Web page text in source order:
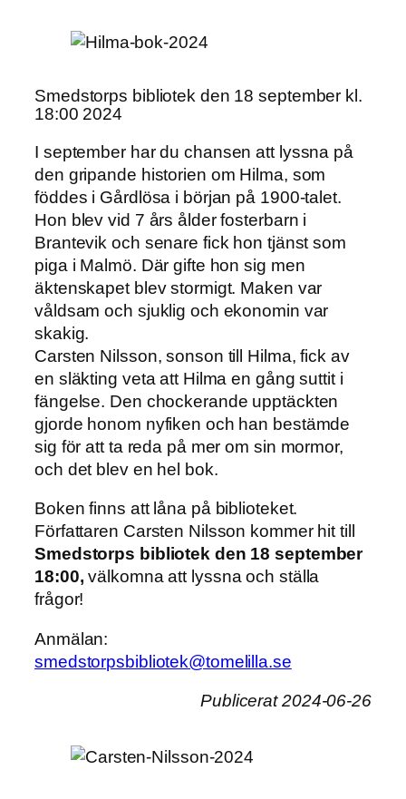
Smedstorps bibliotek den 18 september kl.
18:00 2024
I september har du chansen att lyssna på
den gripande historien om Hilma, som
föddes i Gårdlösa i början på 1900-talet.
Hon blev vid 7 års ålder fosterbarn i
Brantevik och senare fick hon tjänst som
piga i Malmö. Där gifte hon sig men
äktenskapet blev stormigt. Maken var
våldsam och sjuklig och ekonomin var
skakig.
Carsten Nilsson, sonson till Hilma, fick av
en släkting veta att Hilma en gång suttit i
fängelse. Den chockerande upptäckten
gjorde honom nyfiken och han bestämde
sig för att ta reda på mer om sin mormor,
och det blev en hel bok.
Boken finns att låna på biblioteket.
Författaren Carsten Nilsson kommer hit till
Smedstorps bibliotek den 18 september
18:00, välkomna att lyssna och ställa
frågor!
Anmälan:
smedstorpsbibliotek@tomelilla.se
Publicerat 2024-06-26